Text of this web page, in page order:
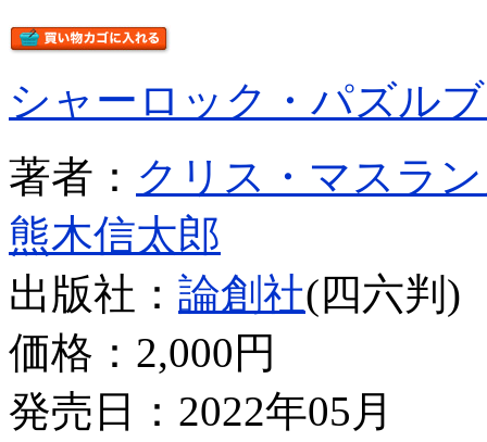
シャーロック・パズル
著者： クリス・マスラ
熊木信太郎
出版社： 論創社(四六判)
価格： 2,000円
発売日：2022年05月